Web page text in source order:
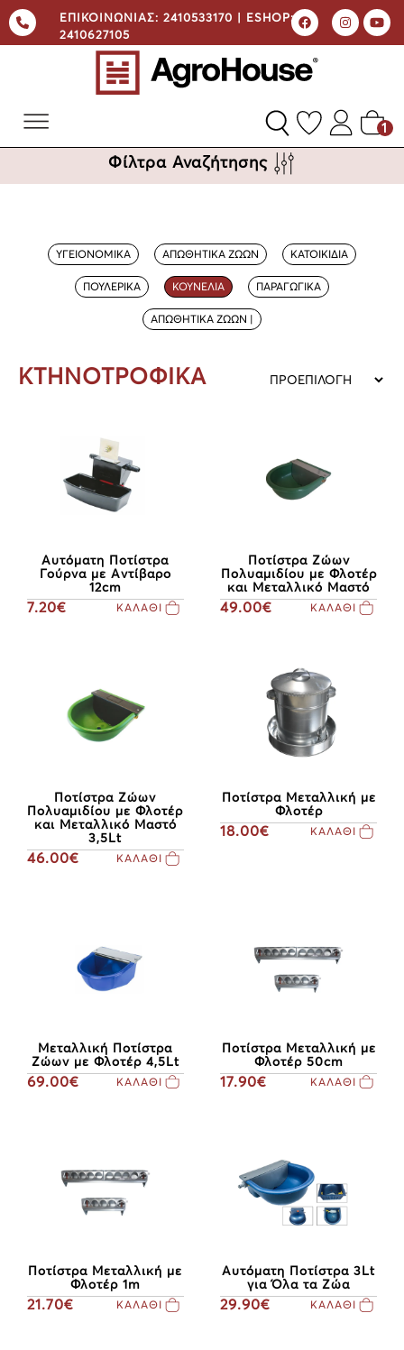
ΕΠΙΚΟΙΝΩΝΙΑΣ: 2410533170 | ESHOP:
2410627105
1
Φίλτρα Αναζήτησης
ΥΓΕΙΟΝΟΜΙΚΑ ΑΠΩΘΗΤΙΚΑ ΖΩΩΝ ΚΑΤΟΙΚΙΔΙΑ
ΠΟΥΛΕΡΙΚΑ ΚΟΥΝΕΛΙΑ ΠΑΡΑΓΩΓΙΚΑ
ΑΠΩΘΗΤΙΚΑ ΖΩΩΝ |
ΚΤΗΝΟΤΡΟΦΙΚΑ
Αυτόματη Ποτίστρα
Γούρνα με Αντίβαρο
12cm
7.20€ ΚΑΛΑΘΙ
Ποτίστρα Ζώων
Πολυαμιδίου με Φλοτέρ
και Μεταλλικό Μαστό
49.00€ ΚΑΛΑΘΙ
Ποτίστρα Ζώων
Πολυαμιδίου με Φλοτέρ
και Μεταλλικό Μαστό
3,5Lt
46.00€ ΚΑΛΑΘΙ
Ποτίστρα Μεταλλική με
Φλοτέρ
18.00€ ΚΑΛΑΘΙ
Μεταλλική Ποτίστρα
Ζώων με Φλοτέρ 4,5Lt
69.00€ ΚΑΛΑΘΙ
Ποτίστρα Μεταλλική με
Φλοτέρ 50cm
17.90€ ΚΑΛΑΘΙ
Ποτίστρα Μεταλλική με
Φλοτέρ 1m
21.70€ ΚΑΛΑΘΙ
Αυτόματη Ποτίστρα 3Lt
για Όλα τα Ζώα
29.90€ ΚΑΛΑΘΙ